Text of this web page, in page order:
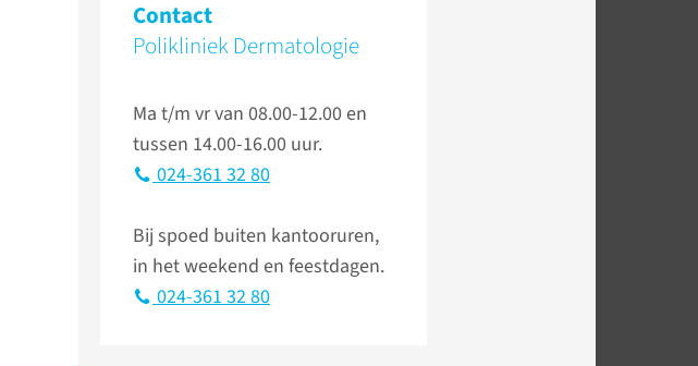
Contact
Polikliniek Dermatologie
Ma t/m vr van 08.00-12.00 en
tussen 14.00-16.00 uur.
024-361 32 80
Bij spoed buiten kantooruren,
in het weekend en feestdagen.
024-361 32 80